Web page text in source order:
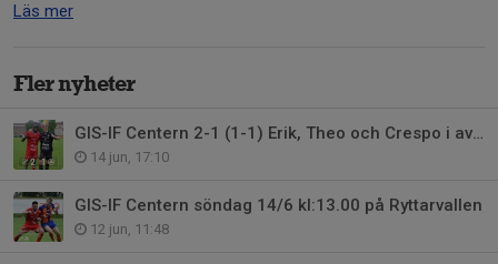
Läs mer
Fler nyheter
GIS-IF Centern 2-1 (1-1) Erik, Theo och Crespo i avgörande insatser.
14 jun, 17:10
GIS-IF Centern söndag 14/6 kl:13.00 på Ryttarvallen
12 jun, 11:48